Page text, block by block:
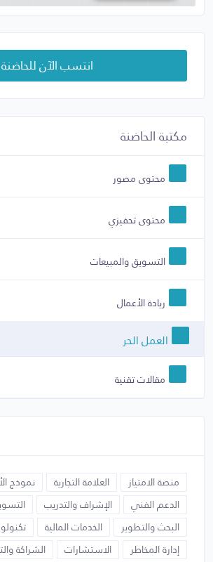
انتسب الآن للحاضنة
مكتبة الحاضنة
محتوى مصور
محتوى تحفيزي
التسويق والمبيعات
ريادة الأعمال
العمل الحر
مقالات تقنية
منصة الامتياز العلامة التجارية
نموذج
الدعم الفني
الإشراف والتدريب
البحث والتطوير
الخدمات المالية
إدارة المخاطر
الاستشارات
الشراكة